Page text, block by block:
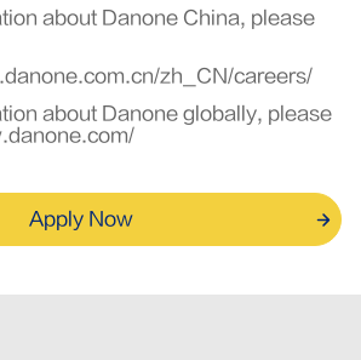
about Danone China, please
zh_CN/careers/
about Danone globally, please
Apply Now